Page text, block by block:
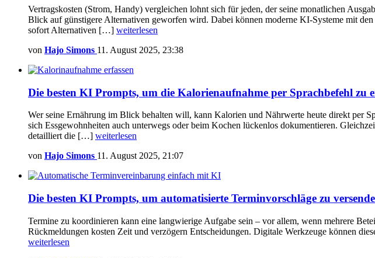
Vertragskosten (Strom, Handy) vergleichen lohnt sich für jeden, der seine monatlichen
Blick auf günstigere Alternativen geworfen wird. Dabei können moderne KI-Systeme mit
sofort Alternativen […] weiterlesen
von Hajo Simons 11. August 2025, 23:38
Die besten KI Prompts, um die Kalorienaufnahme per Sprachbefehl zu
Wer seine Ernährung im Blick behalten will, kann Kalorien und Nährwerte heute direkt per
sich Essgewohnheiten auch unterwegs oder beim Kochen lückenlos dokumentieren.
detailliert die […] weiterlesen
von Hajo Simons 11. August 2025, 21:07
Die besten KI Prompts, um automatisierte Terminvorschläge zu
Termine zu koordinieren kann eine langwierige Aufgabe sein – vor allem, wenn mehrere
Rückmeldungen kosten Zeit und verzögern Entscheidungen. Digitale Werkzeuge können
weiterlesen